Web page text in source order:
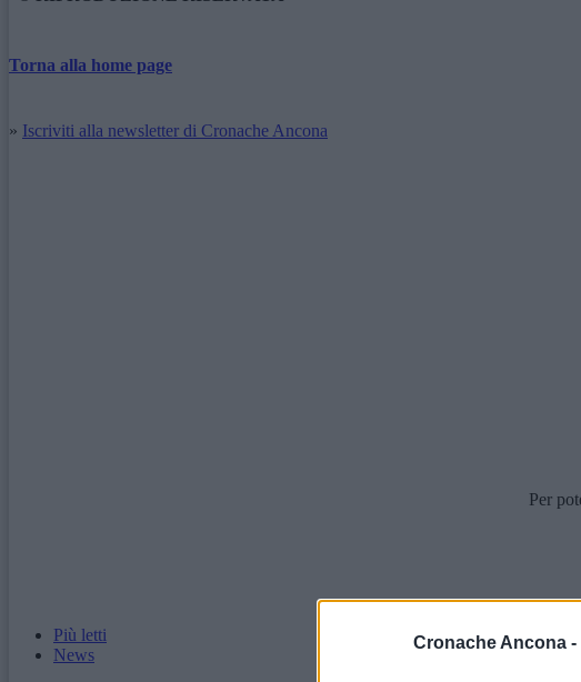
Cronache Ancona -
Torna alla home page
» Iscriviti alla newsletter di Cronache Ancona
Per
Più letti
News